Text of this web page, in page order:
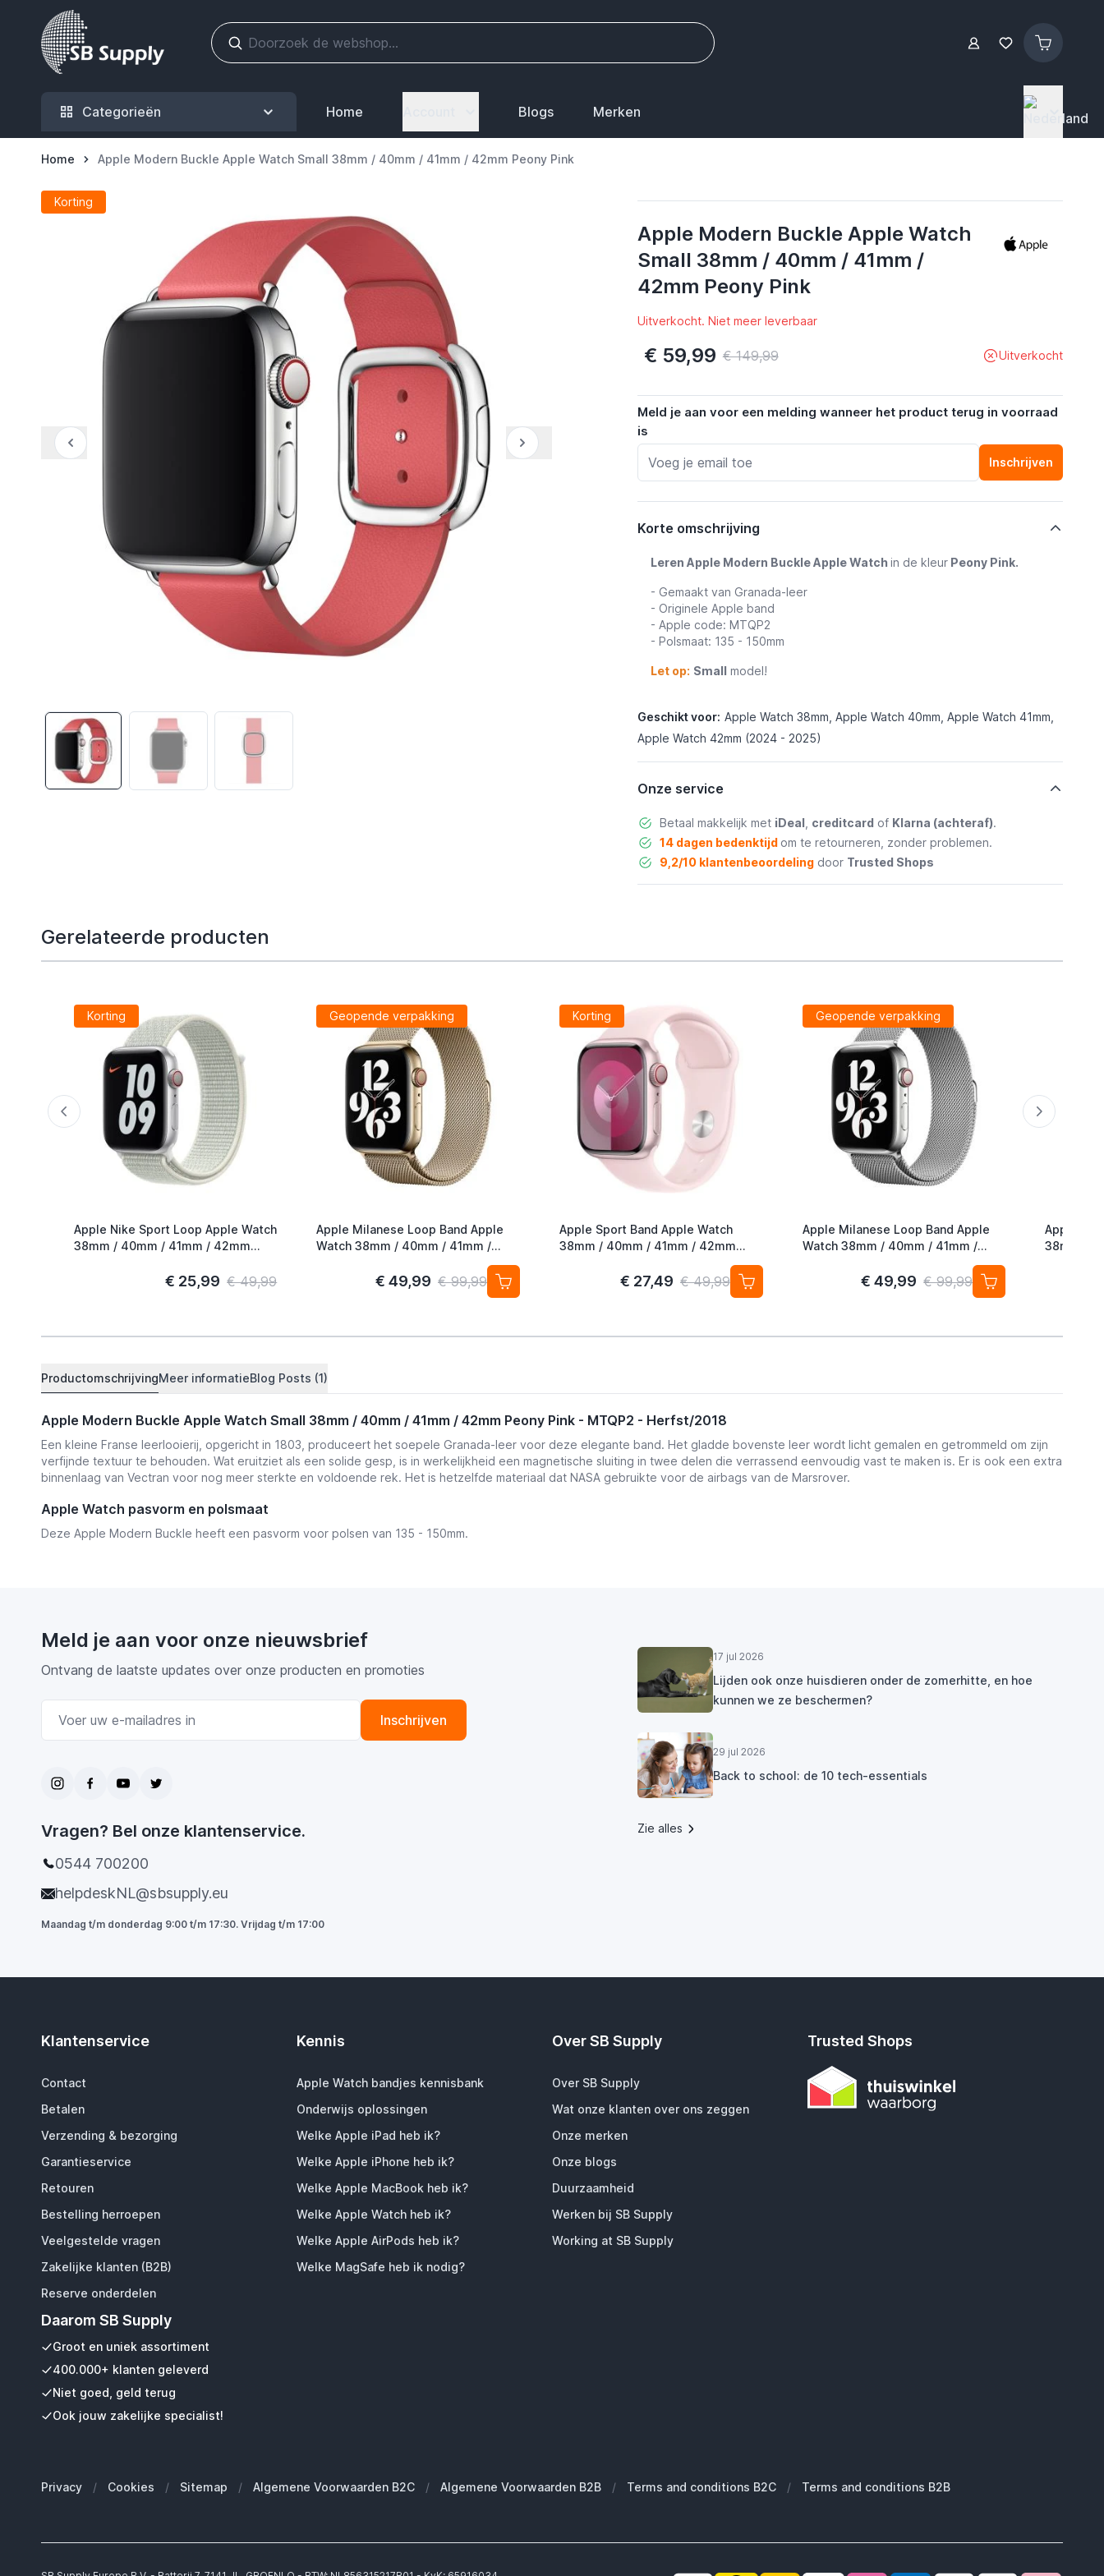
Ga naar de inhoud
Categorieën Home Blogs Merken
Home Apple Modern Buckle Apple Watch Small 38mm / 40mm / 41mm / 42mm Peony Pink
Korting
Apple Modern Buckle Apple Watch
Small 38mm / 40mm / 41mm /
42mm Peony Pink
Uitverkocht. Niet meer leverbaar
€ 59,99 € 149,99 Uitverkocht
Meld je aan voor een melding wanneer het product terug in voorraad
is
Inschrijven
Korte omschrijving
Leren Apple Modern Buckle Apple Watch in de kleurPeony Pink.
- Gemaakt van Granada-leer
- Originele Apple band
- Apple code: MTQP2
- Polsmaat: 135 - 150mm
Let op: Small model!
Geschikt voor: Apple Watch 38mm, Apple Watch 40mm, Apple Watch 41mm,
Apple Watch 42mm (2024 - 2025)
Onze service
Betaal makkelijk met iDeal creditcard of Klarna (achteraf).
14 dagen bedenktijd om te retourneren, zonder problemen.
9,2/10 klantenbeoordelingdoor Trusted Shops
Gerelateerde producten
Korting
Apple Nike Sport Loop Apple Watch
38mm / 40mm / 41mm / 42mm
€ 25,99 € 49,99
Geopende verpakking
Apple Milanese Loop Band Apple
Watch 38mm / 40mm / 41mm /
€ 49,99 € 99,99
Korting
Apple Sport Band Apple Watch
38mm / 40mm / 41mm / 42mm
€ 27,49 € 49,99
Geopende verpakking
Apple Milanese Loop Band Apple
Watch 38mm / 40mm / 41mm /
€ 49,99 € 99,99
Apple
38mm /
ProductomschrijvingMeer informatieBlog Posts (1)
Apple Modern Buckle Apple Watch Small 38mm / 40mm / 41mm / 42mm Peony Pink - MTQP2 - Herfst/2018
Een kleine Franse leerlooierij, opgericht in 1803, produceert het soepele Granada-leer voor deze elegante band. Het gladde bovenste leer wordt licht gemalen en getrommeld om zijn
verfijnde textuur te behouden. Wat eruitziet als een solide gesp, is in werkelijkheid een magnetische sluiting in twee delen die verrassend eenvoudig vast te maken is. Er is ook een extra
binnenlaag van Vectran voor nog meer sterkte en voldoende rek. Het is hetzelfde materiaal dat NASA gebruikte voor de airbags van de Marsrover.
Apple Watch pasvorm en polsmaat
Deze Apple Modern Buckle heeft een pasvorm voor polsen van 135 - 150mm.
Meld je aan voor onze nieuwsbrief
Ontvang de laatste updates over onze producten en promoties
Inschrijven
Vragen? Bel onze klantenservice.
0544 700200
helpdeskNL@sbsupply.eu
Maandag t/m donderdag 9:00 t/m 17:30. Vrijdag t/m 17:00
17 jul 2026
Lijden ook onze huisdieren onder de zomerhitte, en hoe
kunnen we ze beschermen?
29 jul 2026
Back to school: de 10 tech-essentials
Zie alles
Klantenservice
Contact
Betalen
Verzending & bezorging
Garantieservice
Retouren
Bestelling herroepen
Veelgestelde vragen
Zakelijke klanten (B2B)
Reserve onderdelen
Daarom SB Supply
Groot en uniek assortiment
400.000+ klanten geleverd
Niet goed, geld terug
Ook jouw zakelijke specialist!
Kennis
Apple Watch bandjes kennisbank
Onderwijs oplossingen
Welke Apple iPad heb ik?
Welke Apple iPhone heb ik?
Welke Apple MacBook heb ik?
Welke Apple Watch heb ik?
Welke Apple AirPods heb ik?
Welke MagSafe heb ik nodig?
Over SB Supply
Over SB Supply
Wat onze klanten over ons zeggen
Onze merken
Onze blogs
Duurzaamheid
Werken bij SB Supply
Working at SB Supply
Trusted Shops
Privacy / Cookies / Sitemap / Algemene Voorwaarden B2C / Algemene Voorwaarden B2B / Terms and conditions B2C / Terms and conditions B2B